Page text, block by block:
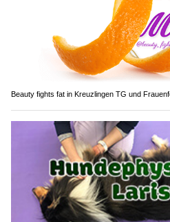
Beauty fights fat in Kreuzlingen TG und